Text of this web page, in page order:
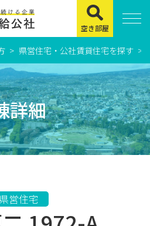
方
について
空き部屋
県営住宅・公社賃貸住宅を探す
詳細
県営住宅